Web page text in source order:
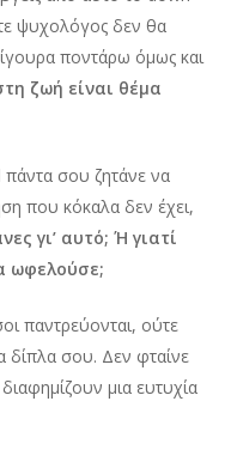
ψυχολόγος δεν θα
ποντάρω όμως και
ζωή είναι θέμα
σου ζητάνε να
που κόκαλα δεν έχει,
γι’ αυτό; Ή γιατί
ωφελούσε;
παντρεύονται, ούτε
δίπλα σου. Δεν φταίνε
μια ευτυχία